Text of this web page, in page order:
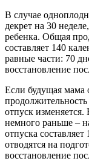
В случае
декрет на 30
ребенка. Общая
составляет 140
равные части: 70
восстановление
Если будущая мама
продолжительность
отпуск
немного раньше –
отпуска
отводятся на
восстановление